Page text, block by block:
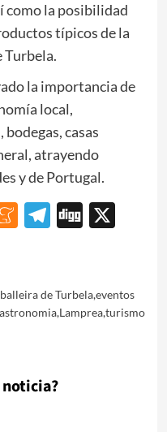
como la posibilidad
típicos de la
Turbela.
la importancia de
local,
casas
atrayendo
y de Portugal.
Meneame
Telegram
Digg
X
de Turbela,eventos
,Lamprea,turismo